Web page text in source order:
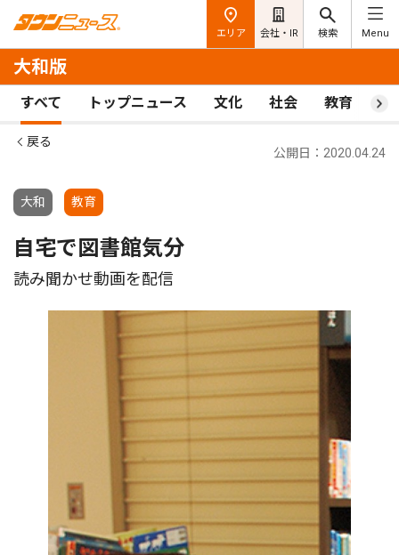
エリア 会社・IR 検索 Menu
大和版
すべて トップニュース 文化 社会 教育 ス
戻る
大和 教育
公開日：2020.04.24
自宅で図書館気分
読み聞かせ動画を配信